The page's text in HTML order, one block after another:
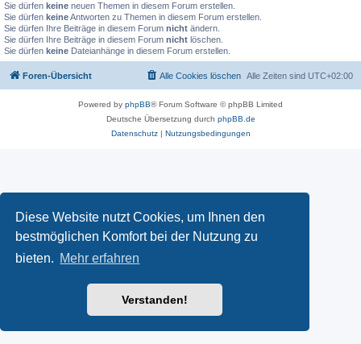
Diese Website nutzt Cookies, um Ihnen den
bestmöglichen Komfort bei der Nutzung zu
bieten. Mehr erfahren
Verstanden!
Sie dürfen keine neuen Themen in diesem Forum erstellen.
Sie dürfen keineAntworten zu Themen in diesem Forum erstellen.
Sie dürfen Ihre Beiträge in diesem Forum nicht ändern.
Sie dürfen Ihre Beiträge in diesem Forum nicht löschen.
Sie dürfen keine Dateianhänge in diesem Forum erstellen.
Foren-Übersicht Alle Zeiten sind UTC+02:00
Alle Cookies löschen
Powered by phpBB® Forum Software © phpBB Limited
Deutsche Übersetzung durch phpBB.de
Datenschutz| Nutzungsbedingungen